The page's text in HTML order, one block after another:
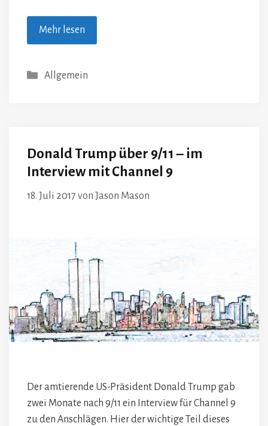
Mehr lesen
Kategorien
Allgemein
Donald Trump über 9/11 – im
Interview mit Channel 9
18. Juli 2017 von Jason Mason
Der amtierende US-Präsident Donald Trump gab
zwei Monate nach 9/11 ein Interview für Channel 9
zu den Anschlägen. Hier der wichtige Teil dieses